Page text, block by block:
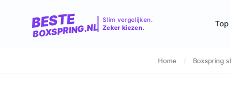
BESTE
BOXSPRING.NL
Slim vergelijken.
Zeker kiezen.
Top
Home / Boxspring